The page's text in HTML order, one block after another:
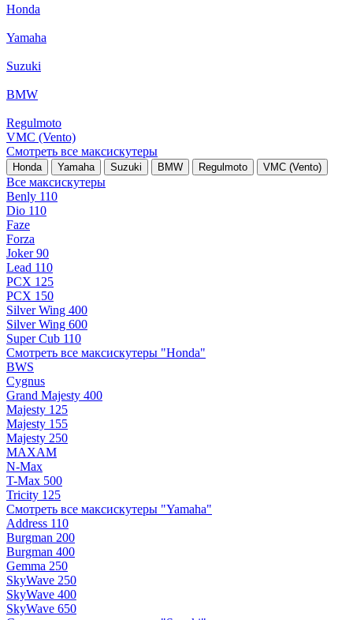
Honda
Yamaha
Suzuki
BMW
Regulmoto
VMC (Vento)
Смотреть все максискутеры
Honda Yamaha Suzuki BMW Regulmoto VMC (Vento)
Все максискутеры
Benly 110
Dio 110
Faze
Forza
Joker 90
Lead 110
PCX 125
PCX 150
Silver Wing 400
Silver Wing 600
Super Cub 110
Смотреть все максискутеры "Honda"
BWS
Cygnus
Grand Majesty 400
Majesty 125
Majesty 155
Majesty 250
MAXAM
N-Max
T-Max 500
Tricity 125
Смотреть все максискутеры "Yamaha"
Address 110
Burgman 200
Burgman 400
Gemma 250
SkyWave 250
SkyWave 400
SkyWave 650